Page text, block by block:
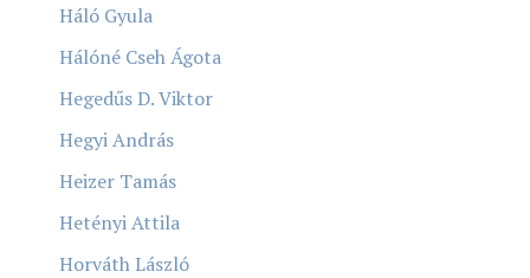
Háló Gyula
Hálóné Cseh Ágota
Hegedűs D. Viktor
Hegyi András
Heizer Tamás
Hetényi Attila
Horváth László